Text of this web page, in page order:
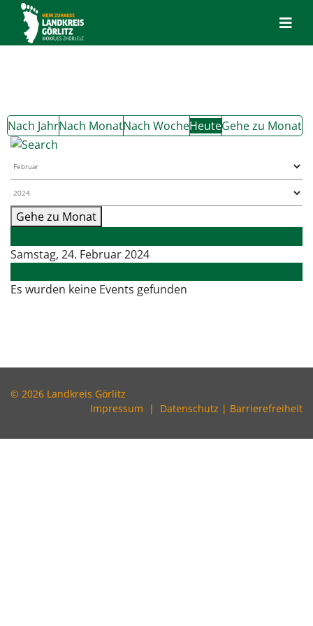
Nach JahrNach MonatNach WocheHeuteGehe zu Monat
Gehe zu Monat
Samstag, 24. Februar 2024
Es wurden keine Events gefunden
© 2026 Landkreis Görlitz
Impressum | Datenschutz | Barrierefreiheit